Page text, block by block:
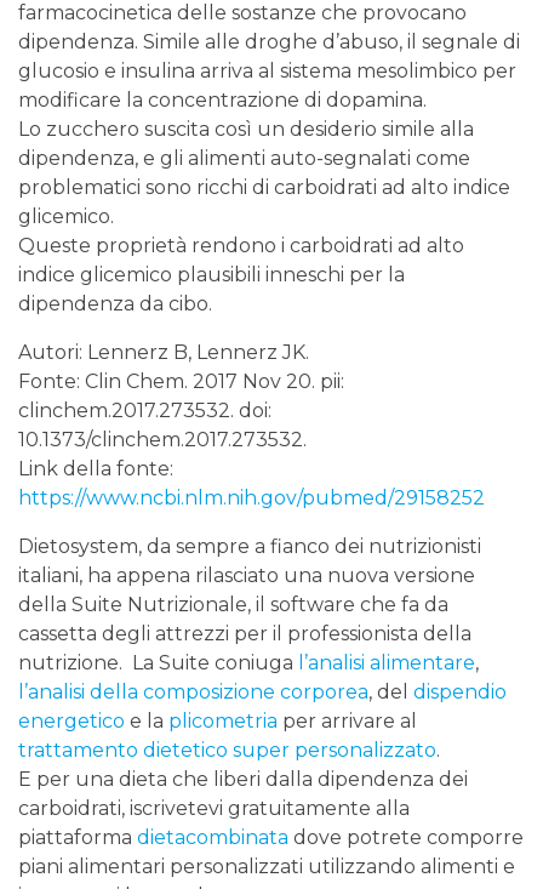
farmacocinetica delle sostanze che provocano
dipendenza. Simile alle droghe d’abuso, il segnale di
glucosio e insulina arriva al sistema mesolimbico per
modificare la concentrazione di dopamina.
Lo zucchero suscita così un desiderio simile alla
dipendenza, e gli alimenti auto-segnalati come
problematici sono ricchi di carboidrati ad alto indice
glicemico.
Queste proprietà rendono i carboidrati ad alto
indice glicemico plausibili inneschi per la
dipendenza da cibo.
Autori: Lennerz B, Lennerz JK.
Fonte: Clin Chem. 2017 Nov 20. pii:
clinchem.2017.273532. doi:
10.1373/clinchem.2017.273532.
Link della fonte:
https://www.ncbi.nlm.nih.gov/pubmed/29158252
Dietosystem, da sempre a fianco dei nutrizionisti
italiani, ha appena rilasciato una nuova versione
della Suite Nutrizionale, il software che fa da
cassetta degli attrezzi per il professionista della
nutrizione. La Suite coniuga l’analisi alimentare,
l’analisi della composizione corporea, del dispendio
energetico e la plicometria per arrivare al
trattamento dietetico super personalizzato.
E per una dieta che liberi dalla dipendenza dei
carboidrati, iscrivetevi gratuitamente alla
piattaforma dietacombinata dove potrete comporre
piani alimentari personalizzati utilizzando alimenti e